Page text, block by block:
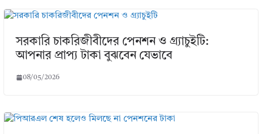
সরকারি চাকরিজীবীদের পেনশন ও গ্র্যাচুইটি:
আপনার প্রাপ্য টাকা বুঝবেন যেভাবে
08/05/2026